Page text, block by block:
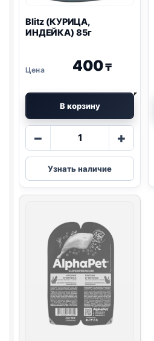
Blitz (КУРИЦА,
ИНДЕЙКА) 85г
400₸
В корзину
−
Количество
Blitz
(КУРИЦА,
ИНДЕЙКА)
+
Узнать наличие